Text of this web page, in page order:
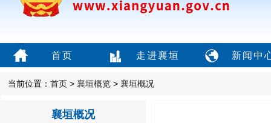
首页 走进襄垣 新闻中
当前位置： 首页 > 襄垣概览 > 襄垣概况
襄垣概况